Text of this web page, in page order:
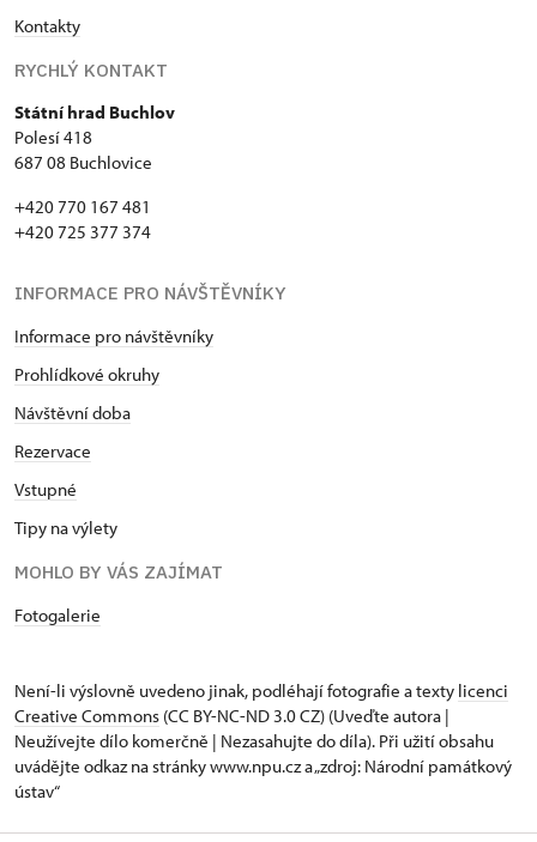
Kontakty
RYCHLÝ KONTAKT
Státní hrad Buchlov
Polesí 418
687 08 Buchlovice
+420 770 167 481
+420 725 377 374
INFORMACE PRO NÁVŠTĚVNÍKY
Informace pro návštěvníky
Prohlídkové okruhy
Návštěvní doba
Rezervace
Vstupné
Tipy na výlety
MOHLO BY VÁS ZAJÍMAT
Fotogalerie
Není-li výslovně uvedeno jinak, podléhají fotografie a texty licenci
Creative Commons (CC BY-NC-ND 3.0 CZ) (Uveďte autora |
Neužívejte dílo komerčně | Nezasahujte do díla). Při užití obsahu
uvádějte odkaz na stránky www.npu.cz a „zdroj: Národní památkový
ústav“